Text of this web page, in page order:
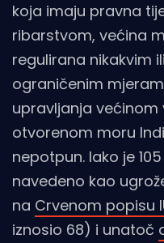
koja imaju pravna
ribarstvom, većina
regulirana nikakvim
ograničenim
upravljanja
otvorenom moru
nepotpun. Iako je
navedeno kao
na Crvenom popisu
iznosio 68) i unatoč